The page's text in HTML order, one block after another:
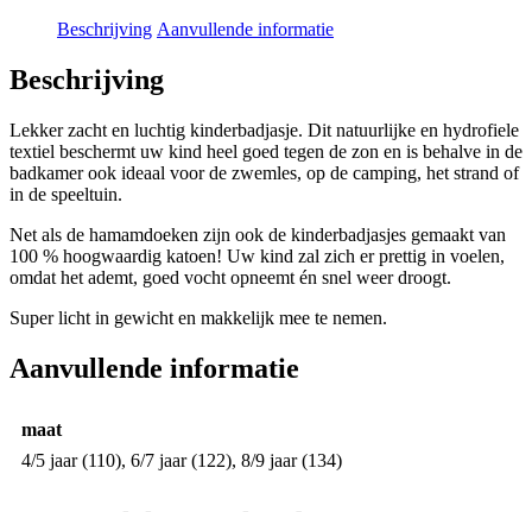
Beschrijving Aanvullende informatie
Beschrijving
Lekker zacht en luchtig kinderbadjasje. Dit natuurlijke en hydrofiele
textiel beschermt uw kind heel goed tegen de zon en is behalve in de
badkamer ook ideaal voor de zwemles, op de camping, het strand of
in de speeltuin.
Net als de hamamdoeken zijn ook de kinderbadjasjes gemaakt van
100 % hoogwaardig katoen! Uw kind zal zich er prettig in voelen,
omdat het ademt, goed vocht opneemt én snel weer droogt.
Super licht in gewicht en makkelijk mee te nemen.
Aanvullende informatie
maat
4/5 jaar (110), 6/7 jaar (122), 8/9 jaar (134)